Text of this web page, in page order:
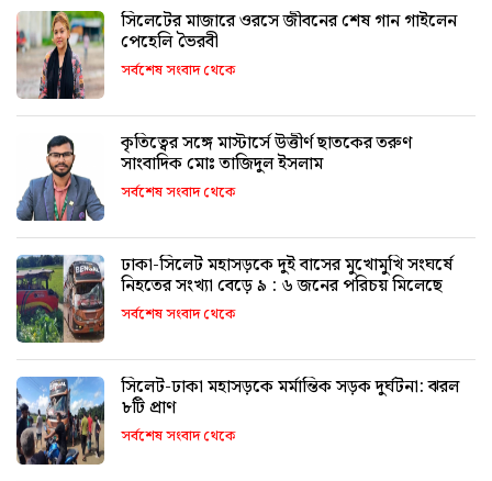
সিলেটের মাজারে ওরসে জীবনের শেষ গান গাইলেন
পেহেলি ভৈরবী
সর্বশেষ সংবাদ থেকে
কৃতিত্বের সঙ্গে মাস্টার্সে উত্তীর্ণ ছাতকের তরুণ
সাংবাদিক মোঃ তাজিদুল ইসলাম
সর্বশেষ সংবাদ থেকে
ঢাকা-সিলেট মহাসড়কে দুই বাসের মুখোমুখি সংঘর্ষে
নিহতের সংখ্যা বেড়ে ৯ : ৬ জনের পরিচয় মিলেছে
সর্বশেষ সংবাদ থেকে
সিলেট-ঢাকা মহাসড়কে মর্মান্তিক সড়ক দুর্ঘটনা: ঝরল
৮টি প্রাণ
সর্বশেষ সংবাদ থেকে